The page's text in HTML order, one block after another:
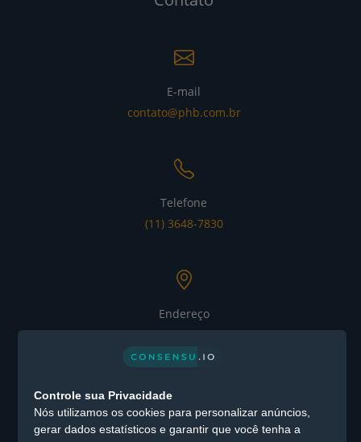
E-mail
contato@phb.com.br
Telefone
(11) 3648-7830
Endereço
Alameda Xingu nº 1076 – Alphaville Industrial CEP: 06455-
030 - Barueri / SP
Barueri / SP
Controle sua Privacidade
Nós utilizamos os cookies para personalizar anúncios,
gerar dados estatísticos e garantir que você tenha a